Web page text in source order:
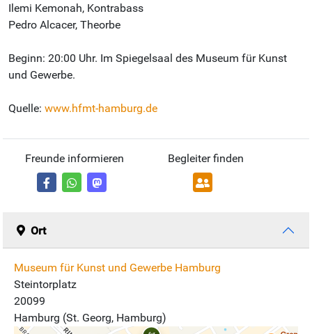
Ilemi Kemonah, Kontrabass
Pedro Alcacer, Theorbe
Beginn: 20:00 Uhr. Im Spiegelsaal des Museum für Kunst
und Gewerbe.
Quelle: www.hfmt-hamburg.de
Freunde informieren Begleiter finden
Ort
Museum für Kunst und Gewerbe Hamburg
Steintorplatz
20099
Hamburg (St. Georg, Hamburg)